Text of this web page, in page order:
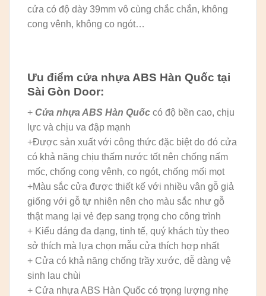
cửa có độ dày 39mm vô cùng chắc chắn, không
cong vênh, không co ngót…
Ưu điểm cửa nhựa ABS Hàn Quốc tại
Sài Gòn Door:
+ Cửa nhựa ABS Hàn Quốc có độ bền cao, chịu
lực và chịu va đập mạnh
+Được sản xuất với công thức đặc biệt do đó cửa
có khả năng chịu thấm nước tốt nên chống nấm
mốc, chống cong vênh, co ngót, chống mối mọt
+Màu sắc cửa được thiết kế với nhiều vân gỗ giả
giống với gỗ tự nhiên nên cho màu sắc như gỗ
thật mang lại vẻ đẹp sang trọng cho công trình
+ Kiểu dáng đa dạng, tinh tế, quý khách tùy theo
sở thích mà lựa chọn mẫu cửa thích hợp nhất
+ Cửa có khả năng chống trầy xước, dễ dàng vệ
sinh lau chùi
+ Cửa nhựa ABS Hàn Quốc có trọng lượng nhẹ